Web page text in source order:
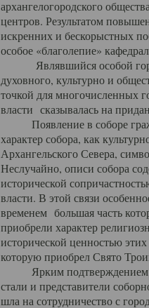
архангелогородского
центров. Результатом
искренних и бескорыстных
особое «благолепие»
Являвшийся особой
духовного, культурно и
точкой для многочисленных
власти сказывалась на
Появление в соборе
характер собора, как
Архангельского Севера,
Неслучайно, описи собора
исторической
власти. В этой связи
временем большая часть
приобрели характер
исторической ценностью
которую приобрел Свято
Ярким подтверждением
стали и представители
шла на сотрудничество с